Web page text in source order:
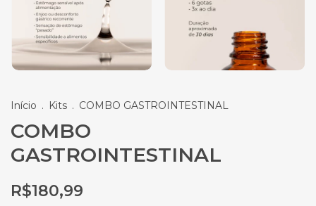
Início . Kits . COMBO GASTROINTESTINAL
COMBO
GASTROINTESTINAL
R$180,99